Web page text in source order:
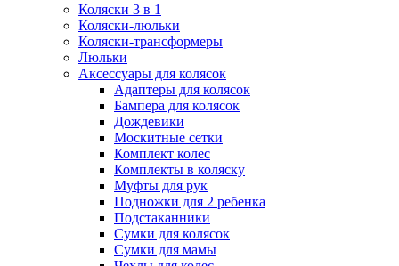
Коляски 3 в 1
Коляски-люльки
Коляски-трансформеры
Люльки
Аксессуары для колясок
Адаптеры для колясок
Бампера для колясок
Дождевики
Москитные сетки
Комплект колес
Комплекты в коляску
Муфты для рук
Подножки для 2 ребенка
Подстаканники
Сумки для колясок
Сумки для мамы